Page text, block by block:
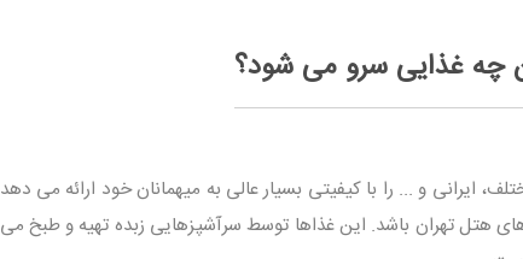
چه غذایی سرو می شود؟
ایرانی و ... را با کیفیتی بسیار عالی به میهمانان خود ارائه می دهد
هتل تهران باشد. این غذاها توسط سرآشپزهایی زبده تهیه و طبخ می